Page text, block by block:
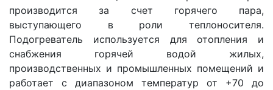
производится за счет горячего пара,
выступающего в роли теплоносителя.
Подогреватель используется для отопления и
снабжения горячей водой жилых,
производственных и промышленных помещений и
работает с диапазоном температур от +70 до